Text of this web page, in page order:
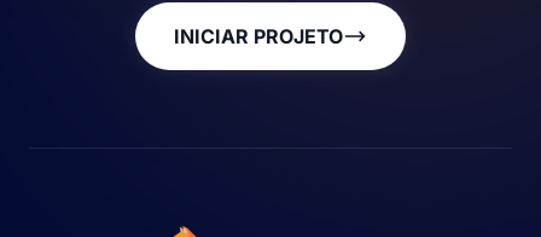
INICIAR PROJETO